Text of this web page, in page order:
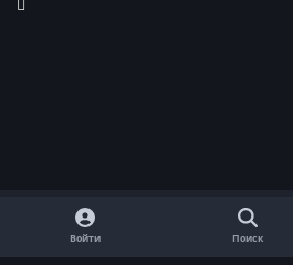
Обратная связь Cookie-файлы
Войти Поиск